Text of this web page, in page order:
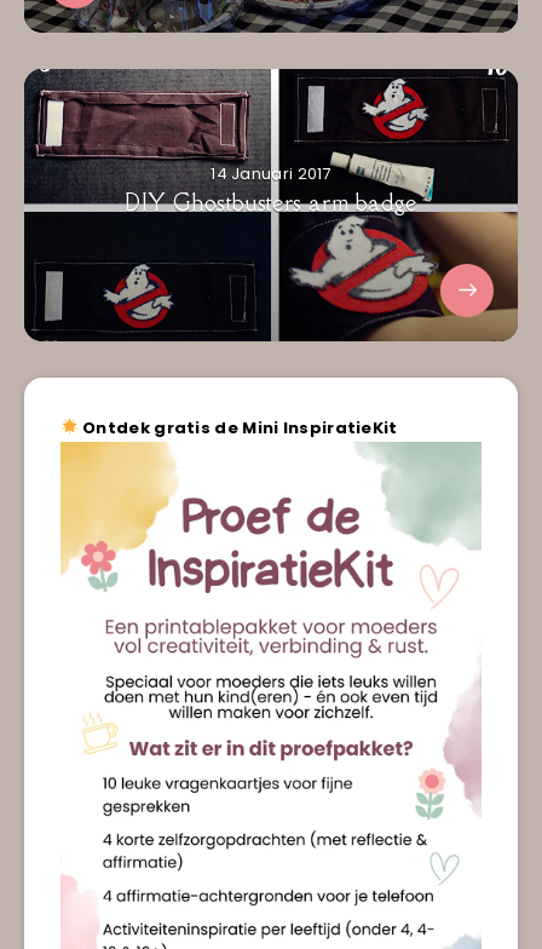
14 Januari 2017
DIY Ghostbusters arm badge
Ontdek gratis de Mini InspiratieKit